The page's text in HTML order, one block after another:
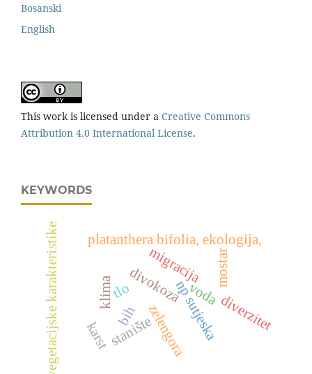
Bosanski
English
This work is licensed under a Creative Commons
Attribution 4.0 International License.
KEYWORDS
stanište
divokoza
zelengoranp sutjeska
migracija
platanthera bifolia, ekologija,
karst
tlo voda
klima
mostar
vegetacijske karakteristike diverzitet
bih